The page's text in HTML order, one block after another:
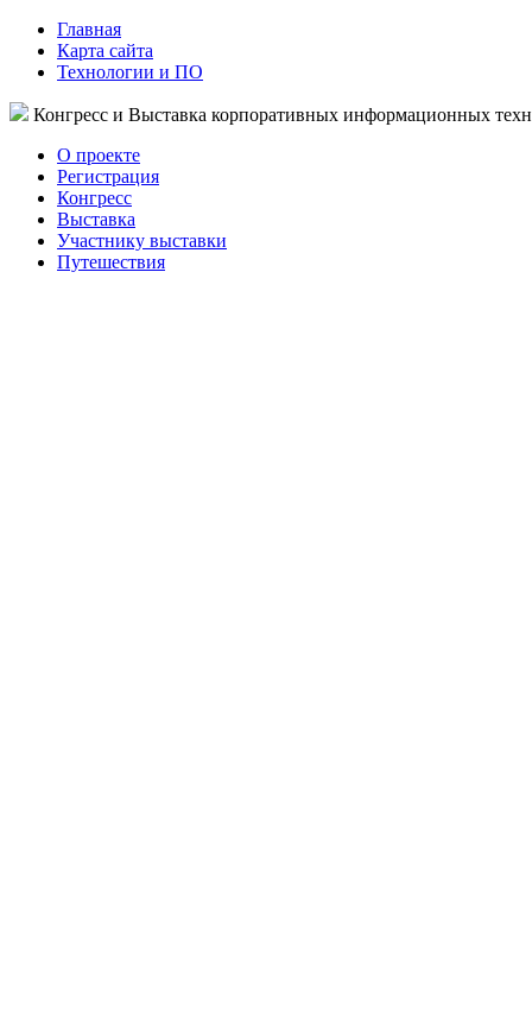
Главная
Карта сайта
Технологии и ПО
Конгресс и Выставка корпоративных информационных
О проекте
Регистрация
Конгресс
Выставка
Участнику выставки
Путешествия